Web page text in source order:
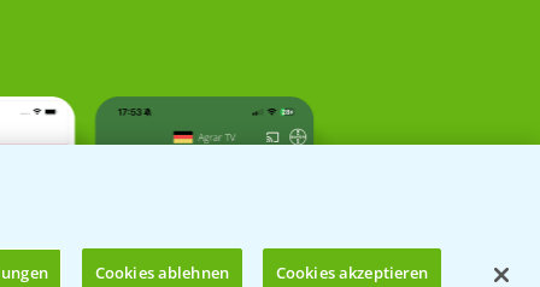
Cookies ablehnen Cookies akzeptieren